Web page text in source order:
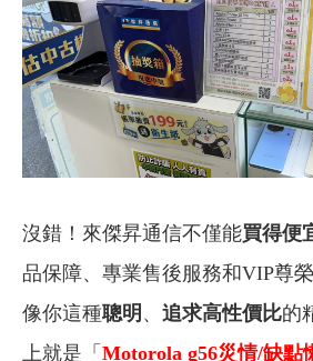
沒錯！來傑昇通信不僅能買得便
品保障、專業售後服務和VIP尊
像你這種聰明 、 追求高性價比的
上就是「 Motorola g56災情/缺點